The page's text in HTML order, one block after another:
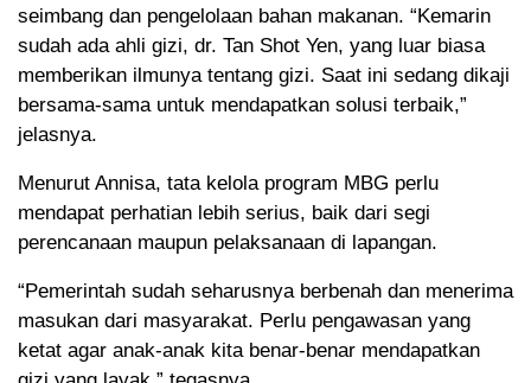
seimbang dan pengelolaan bahan makanan. “Kemarin
sudah ada ahli gizi, dr. Tan Shot Yen, yang luar biasa
memberikan ilmunya tentang gizi. Saat ini sedang dikaji
bersama-sama untuk mendapatkan solusi terbaik,”
jelasnya.
Menurut Annisa, tata kelola program MBG perlu
mendapat perhatian lebih serius, baik dari segi
perencanaan maupun pelaksanaan di lapangan.
“Pemerintah sudah seharusnya berbenah dan menerima
masukan dari masyarakat. Perlu pengawasan yang
ketat agar anak-anak kita benar-benar mendapatkan